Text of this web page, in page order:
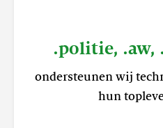
.politie, .aw,
ondersteunen wij
hun